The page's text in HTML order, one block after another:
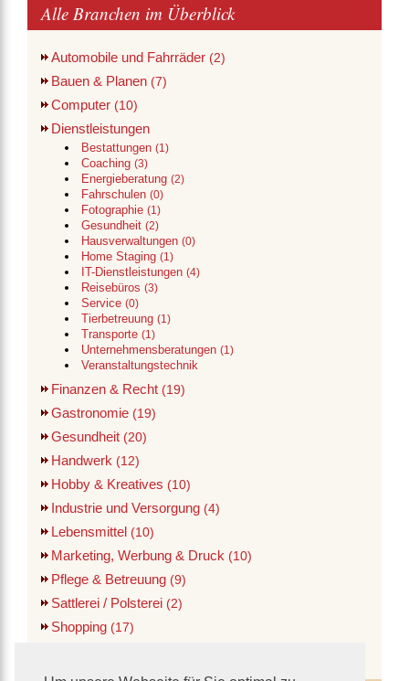
Alle Branchen im Überblick
Automobile und Fahrräder (2)
Bauen & Planen (7)
Computer (10)
Dienstleistungen
Bestattungen(1)
Coaching(3)
Energieberatung(2)
Fahrschulen(0)
Fotographie(1)
Gesundheit(2)
Hausverwaltungen(0)
Home Staging(1)
IT-Dienstleistungen(4)
Reisebüros(3)
Service(0)
Tierbetreuung(1)
Transporte(1)
Unternehmensberatungen(1)
Veranstaltungstechnik
Finanzen & Recht (19)
Gastronomie (19)
Gesundheit (20)
Handwerk (12)
Hobby & Kreatives (10)
Industrie und Versorgung (4)
Lebensmittel (10)
Marketing, Werbung & Druck (10)
Pflege & Betreuung (9)
Sattlerei / Polsterei (2)
Shopping (17)